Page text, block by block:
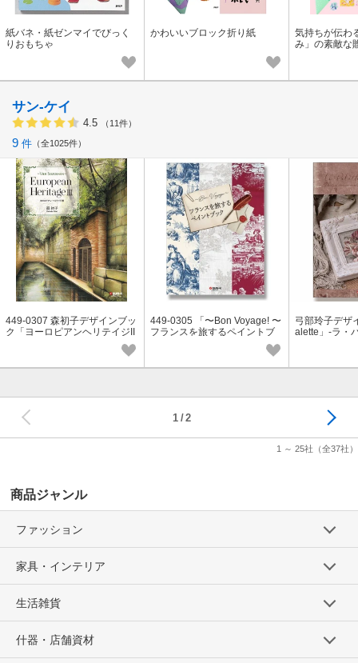
紙バネ・紙ゼンマイでびっく
りおもちゃ
かわいいブロック折り紙
気持ちが伝わ
み」の素敵な
サン-ケイ
4.5 （11件）
9 件 全1025件
449-0307 森初子デザインブッ
ク「ヨーロピアンヘリテイジII
449-0305 「〜Bon Voyage! 〜
フランスを旅するペイントブ
弓部玲子デザ
alette」-ラ・
1 ～ 25社 （全37社）
1 2
商品ジャンル
ファッション
家具・インテリア
生活雑貨
什器・店舗資材